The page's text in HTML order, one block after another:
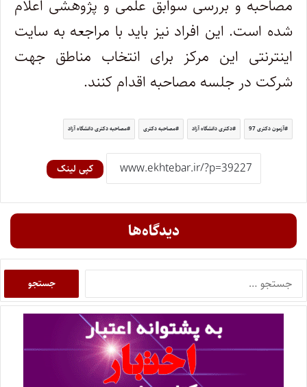
مصاحبه و بررسی سوابق علمی و پژوهشی اعلام
شده است. این افراد نیز باید با مراجعه به سایت
اینترنتی این مرکز برای انتخاب مناطق جهت
شرکت در جلسه مصاحبه اقدام کنند.
آزمون دکتری 97 دکتری دانشگاه آزاد مصاحبه دکتری مصاحبه دکتری دانشگاه آزاد
کپی لینک
دیدگاه‌ها